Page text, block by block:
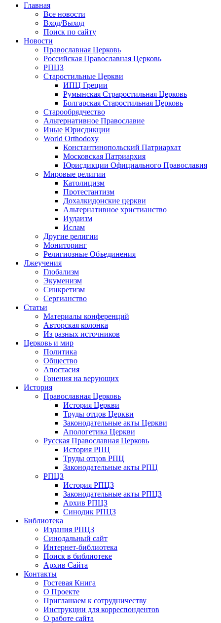
Главная
Все новости
Вход/Выход
Поиск по сайту
Новости
Православная Церковь
Российская Православная Церковь
РПЦЗ
Старостильные Церкви
ИПЦ Греции
Румынская Страростильная Церковь
Болгарская Старостильная Церковь
Старообрядчество
Альтернативное Православие
Иные Юрисдикции
World Orthodoxy
Константинопольский Патриархат
Московская Патриархия
Юрисдикции Официального Православия
Мировые религии
Католицизм
Протестантизм
Дохалкидонские церкви
Альтернативное христианство
Иудаизм
Ислам
Другие религии
Мониторинг
Религиозные Объединения
Лжеучения
Глобализм
Экуменизм
Синкретизм
Сергианство
Статьи
Материалы конференций
Авторская колонка
Из разных источников
Церковь и мир
Политика
Общество
Апостасия
Гонения на верующих
История
Православная Церковь
История Церкви
Труды отцов Церкви
Законодательные акты Церкви
Апологетика Церкви
Русская Православная Церковь
История РПЦ
Труды отцов РПЦ
Законодательные акты РПЦ
РПЦЗ
История РПЦЗ
Законодательные акты РПЦЗ
Архив РПЦЗ
Синодик РПЦЗ
Библиотека
Издания РПЦЗ
Синодальный сайт
Интернет-библиотека
Поиск в библиотеке
Архив Сайта
Контакты
Гостевая Книга
О Проекте
Приглашаем к сотрудничеству
Инструкции для корреспондентов
О работе сайта